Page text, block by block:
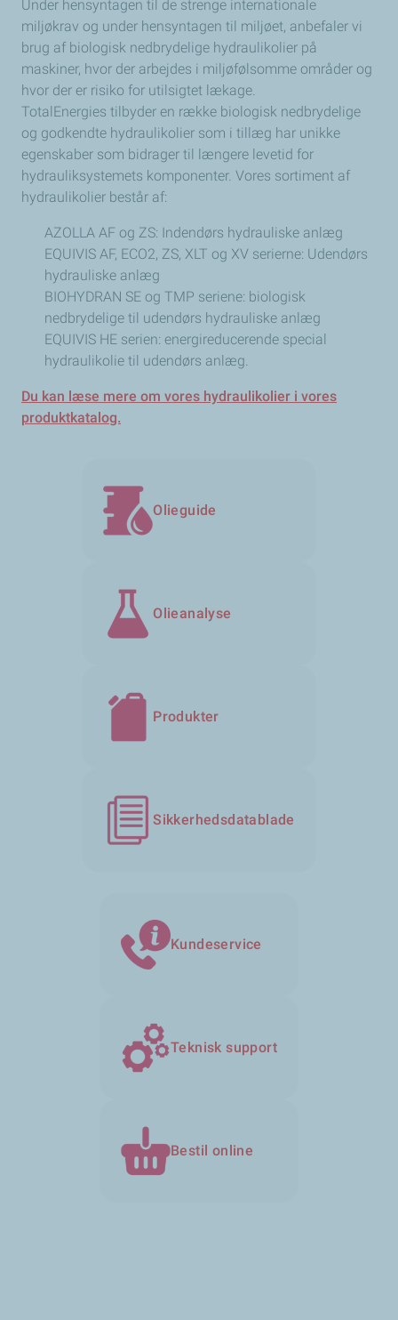
Under hensyntagen til de strenge internationale
miljøkrav og under hensyntagen til miljøet, anbefaler vi
brug af biologisk nedbrydelige hydraulikolier på
maskiner, hvor der arbejdes i miljøfølsomme områder og
hvor der er risiko for utilsigtet lækage.
TotalEnergies tilbyder en række biologisk nedbrydelige
og godkendte hydraulikolier som i tillæg har unikke
egenskaber som bidrager til længere levetid for
hydrauliksystemets komponenter. Vores sortiment af
hydraulikolier består af:
AZOLLA AF og ZS: Indendørs hydrauliske anlæg
EQUIVIS AF, ECO2, ZS, XLT og XV serierne: Udendørs
hydrauliske anlæg
BIOHYDRAN SE og TMP seriene: biologisk
nedbrydelige til udendørs hydrauliske anlæg
EQUIVIS HE serien: energireducerende special
hydraulikolie til udendørs anlæg.
Du kan læse mere om vores hydraulikolier i vores
produktkatalog.
Olieguide
Olieanalyse
Produkter
Sikkerhedsdatablade
Kundeservice
Teknisk support
Bestil online